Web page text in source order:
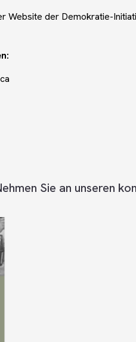
Website der Demokratie-
Sie an unseren